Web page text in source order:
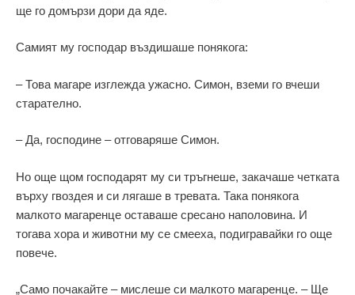
ще го домързи дори да яде.
Самият му господар въздишаше понякога:
– Това магаре изглежда ужасно. Симон, вземи го вчеши
старателно.
– Да, господине – отговаряше Симон.
Но още щом господарят му си тръгнеше, закачаше четката
върху гвоздея и си лягаше в тревата. Така понякога
малкото магаренце оставаше сресано наполовина. И
тогава хора и животни му се смееха, подигравайки го още
повече.
„Само почакайте – мислеше си малкото магаренце. – Ще